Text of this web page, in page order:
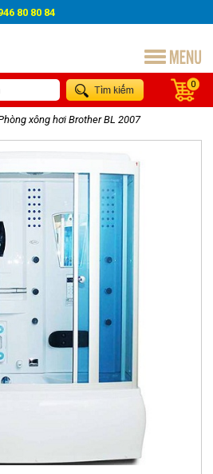
80 80 84
0
xông hơi Brother BL 2007